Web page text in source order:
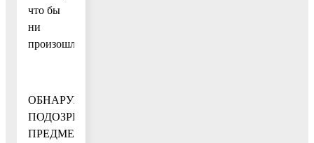
что бы
ни
произошло.
ОБНАРУЖЕНИЕ
ПОДОЗРИТЕЛЬНОГО
ПРЕДМЕТА,